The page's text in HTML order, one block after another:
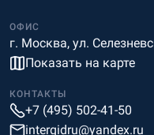
ОФИС
г. Москва, ул.
Показать на карте
КОНТАКТЫ
+7 (495) 502-41-50
intergidru@yandex.ru